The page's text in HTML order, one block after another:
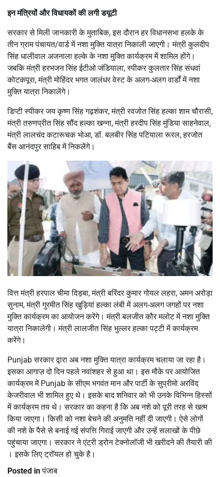
इन मंत्रियों और विधायकों की लगी डयूटी
सरकार से मिली जानकारी के मुताबिक, इस दौरान हर विधानसभा हलके के
तीन ग्राम पंचायत/वार्ड में नशा मुक्ति यात्रा निकाली जाएगी। मंत्री कुलदीप
सिंह धालीवाल अजनाला हल्के के नशा मुक्ति कार्यक्रम में शामिल होंगे।
जबकि मंत्री हरभजन सिंह ईटीओ जंडियाला, स्पीकर कुलतार सिंह संधवां
कोटकपूरा, मंत्री मोहिंदर भगत जालंधर वेस्ट के अलग-अलग वार्डों में नशा
मुक्ति यात्रा निकालेंगे।
डिप्टी स्पीकर जय कृष्ण सिंह गढ़शंकर, मंत्री रवजोत सिंह हल्का शाम चौरासी,
मंत्री तरुणप्रीत सिंह सौंद हल्का खन्ना, मंत्री हरदीप सिंह मुंडिया साहनेवाल,
मंत्री लालचंद कटारूचक भोआ, डॉ. बलबीर सिंह पटियाला रूरल, हरजोत
बैंस आनंदपुर साहिब में निकलेंगे।
वित्त मंत्री हरपाल चीमा दिड़बा, मंत्री बरिंदर कुमार गोयल लहरा, अमन अरोड़ा
सुनाम, मंत्री गुरमीत सिंह खुड़ियां हल्का लंबी में अलग-अलग जगहों पर नशा
मुक्ति कार्यक्रम का आयोजन करेंगे। मंत्री बलजीत कौर मलोट में नशा मुक्ति
यात्रा निकालेगी। मंत्री लालजीत सिंह भुल्लर हल्का पट्टी में कार्यक्रम
करेंगे।
Punjab सरकार द्वारा अब नशा मुक्ति यात्रा कार्यक्रम चलाया जा रहा है।
इसका आगाज़ दो दिन पहले नवांशहर से हुआ था। इस मौके पर आयोजित
कार्यक्रम में Punjab के सीएम भगवंत मान और पार्टी के सुप्रीमो अरविंद
केजरीवाल भी शामिल हुए थे। इसके बाद शनिवार को भी उनके विभिन्न हिस्सों
में कार्यक्रम तय थे। सरकार का कहना है कि अब नशे को पूरी तरह से खत्म
किया जाएगा। किसी को नशा बेचने की अनुमति नहीं दी जाएगी। ऐसे लोगों
की नशे के पैसे से बनाई गई संपत्ति गिराई जाएगी और उन्हें सलाखों के पीछे
पहुंचाया जाएगा। सरकार ने एंट्री ड्रोन टेक्नोलॉजी भी खरीदने की तैयारी की
। इसके लिए ट्रॉयल हो चुके है।
Posted inपंजाब